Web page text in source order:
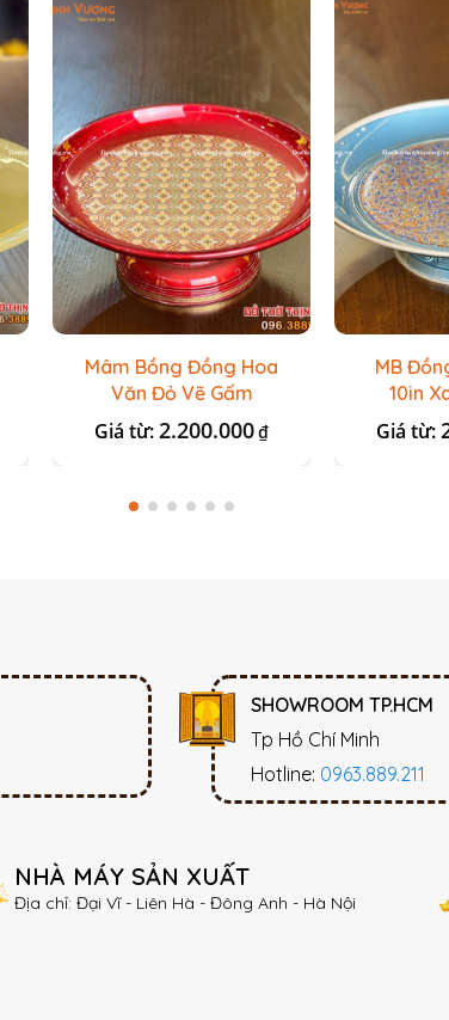
Mâm Bồng Đồng Hoa
Văn Đỏ Vẽ Gấm
Giá từ:2.200.000₫
MB
10in
Giá từ:
SHOWROOM TP.HCM
Tp Hồ Chí Minh
Hotline: 0963.889.211
NHÀ MÁY SẢN XUẤT
Địa chỉ: Đại Vĩ - Liên Hà - Đông Anh - Hà Nội